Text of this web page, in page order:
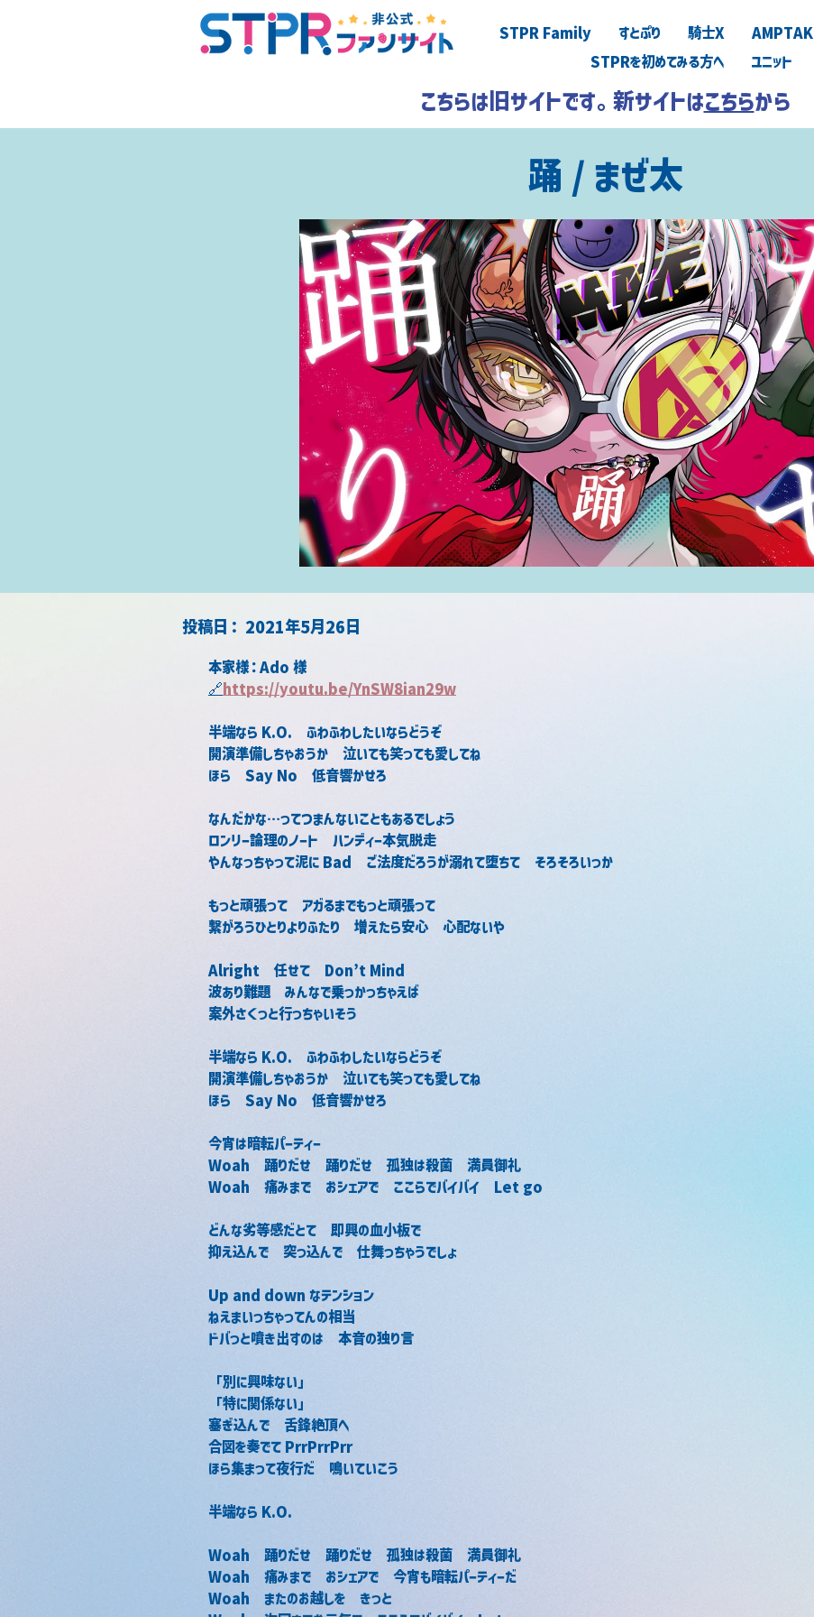
STPR Family すとぷり 騎士X AMPTAK
STPRを初めてみる方へ
ユニット
こちらは旧サイトです。新サイトはこちらから
踊 / まぜ太
2021年5月26日
​投稿日：
本家様：Ado 様
🔗https://youtu.be/YnSW8ian29w
半端なら K.O.　ふわふわしたいならどうぞ
開演準備しちゃおうか　泣いても笑っても愛してね
ほら　Say No　低音響かせろ
なんだかな…ってつまんないこともあるでしょう
ロンリー論理のノート　ハンディー本気脱走
やんなっちゃって泥に Bad　ご法度だろうが溺れて堕ちて　そろそろいっか
もっと頑張って　アガるまでもっと頑張って
繋がろうひとりよりふたり　増えたら安心　心配ないや
Alright　任せて　Don’t Mind
波あり難題　みんなで乗っかっちゃえば
案外さくっと行っちゃいそう
半端なら K.O.　ふわふわしたいならどうぞ
開演準備しちゃおうか　泣いても笑っても愛してね
ほら　Say No　低音響かせろ
今宵は暗転パーティー
Woah　踊りだせ　踊りだせ　孤独は殺菌　満員御礼
Woah　痛みまで　おシェアで　ここらでバイバイ　Let go
どんな劣等感だとて　即興の血小板で
抑え込んで　突っ込んで　仕舞っちゃうでしょ
Up and down なテンション
ねえまいっちゃってんの相当
ドバっと噴き出すのは　本音の独り言
「別に興味ない」
「特に関係ない」
塞ぎ込んで　舌鋒絶頂へ
合図を奏でて PrrPrrPrr
ほら集まって夜行だ　鳴いていこう
半端なら K.O.
Woah　踊りだせ　踊りだせ　孤独は殺菌　満員御礼
Woah　痛みまで　おシェアで　今宵も暗転パーティーだ
Woah　またのお越しを　きっと